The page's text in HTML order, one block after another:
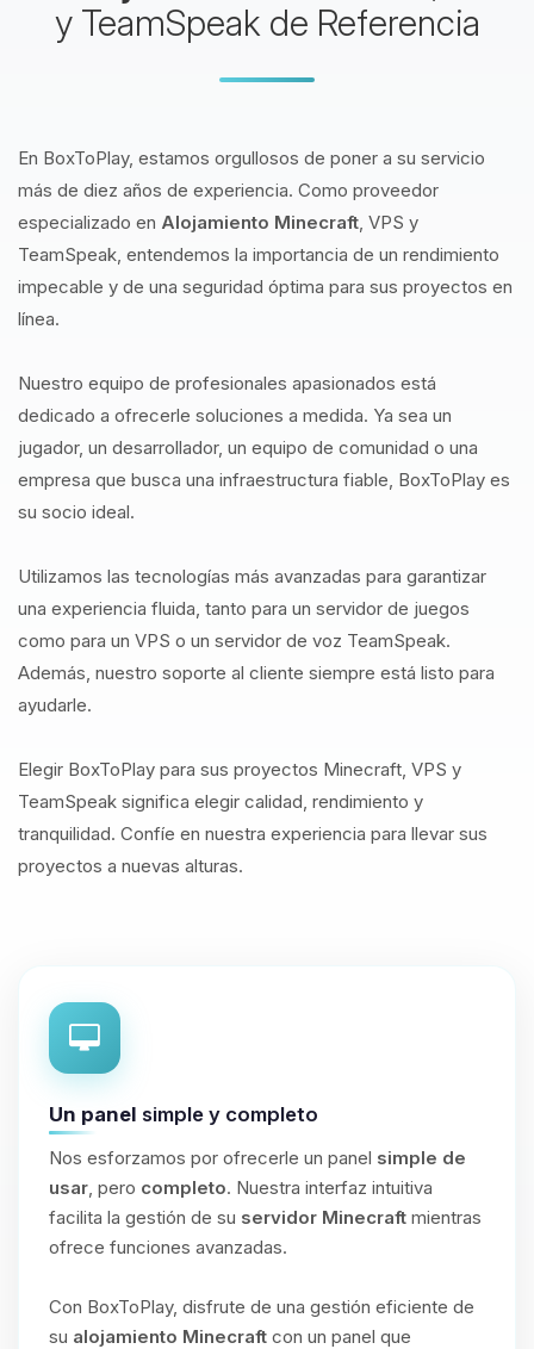
y TeamSpeak de Referencia
En BoxToPlay, estamos orgullosos de poner a su servicio
más de diez años de experiencia. Como proveedor
especializado en Alojamiento Minecraft, VPS y
TeamSpeak, entendemos la importancia de un rendimiento
impecable y de una seguridad óptima para sus proyectos en
línea.
Nuestro equipo de profesionales apasionados está
dedicado a ofrecerle soluciones a medida. Ya sea un
jugador, un desarrollador, un equipo de comunidad o una
empresa que busca una infraestructura fiable, BoxToPlay es
su socio ideal.
Utilizamos las tecnologías más avanzadas para garantizar
una experiencia fluida, tanto para un servidor de juegos
como para un VPS o un servidor de voz TeamSpeak.
Además, nuestro soporte al cliente siempre está listo para
ayudarle.
Elegir BoxToPlay para sus proyectos Minecraft, VPS y
TeamSpeak significa elegir calidad, rendimiento y
tranquilidad. Confíe en nuestra experiencia para llevar sus
proyectos a nuevas alturas.
Un panel simple y completo
Nos esforzamos por ofrecerle un panel simple de
usar, pero completo. Nuestra interfaz intuitiva
facilita la gestión de su servidor Minecraft mientras
ofrece funciones avanzadas.
Con BoxToPlay, disfrute de una gestión eficiente de
su alojamiento Minecraft con un panel que